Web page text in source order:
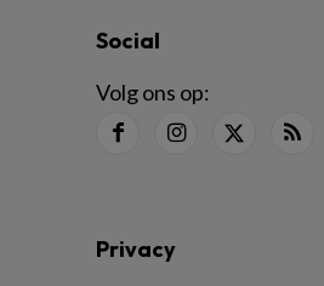
Social
Volg ons op:
Privacy